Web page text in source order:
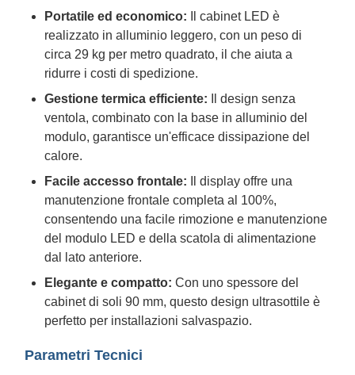
Portatile ed economico: Il cabinet LED è
realizzato in alluminio leggero, con un peso di
circa 29 kg per metro quadrato, il che aiuta a
ridurre i costi di spedizione.
Gestione termica efficiente: Il design senza
ventola, combinato con la base in alluminio del
modulo, garantisce un'efficace dissipazione del
calore.
Facile accesso frontale: Il display offre una
manutenzione frontale completa al 100%,
consentendo una facile rimozione e manutenzione
del modulo LED e della scatola di alimentazione
dal lato anteriore.
Elegante e compatto: Con uno spessore del
cabinet di soli 90 mm, questo design ultrasottile è
perfetto per installazioni salvaspazio.
Parametri Tecnici